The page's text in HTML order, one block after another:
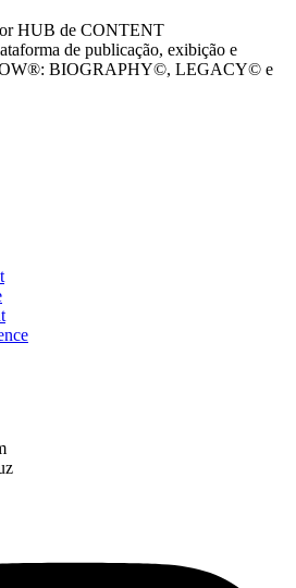
HUB de CONTENT
de publicação, exibição e
BIOGRAPHY©, LEGACY© e